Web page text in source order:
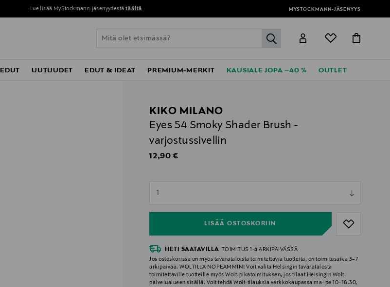
Lue lisää MyStockmann-jäsenyydestä täältä MYSTOCKMANN-JÄSENYYS
label.header.go
UUTUUDET EDUT & IDEAT PREMIUM-MERKIT KAUSIALE JOPA –40 % OUTLET
KIKO MILANO
Eyes 54 Smoky Shader Brush -
varjostussivellin
Original Price
12,90 €
1
LISÄÄ OSTOSKORIIN
HETI SAATAVILLA
TOIMITUS 1-4 ARKIPÄIVÄSSÄ
Jos ostoskorissa on myös tavarataloista toimitettavia tuotteita, on toimitusaika 3–7
arkipäivää. WOLTILLA NOPEAMMIN! Voit valita Helsingin tavaratalosta
toimitettaville tuotteille myös Wolt-pikatoimituksen, jos tilaat Helsingin Wolt-
palvelualueen sisällä. Voit tehdä Wolt-tilauksia verkkokaupassa ma–pe 10–18.30,